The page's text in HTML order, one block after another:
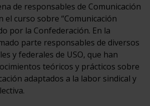
de responsables de Comunicación
el curso sobre “Comunicación
por la Confederación. En la
parte responsables de diversos
y federales de USO, que han
teóricos y prácticos sobre
adaptados a la labor sindical y